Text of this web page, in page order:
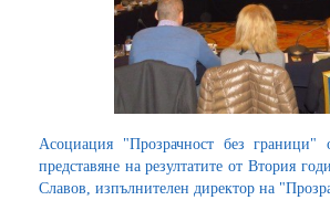
Асоциация "Прозрачност без
представяне на резултатите от Втория
Славов, изпълнителен директор на